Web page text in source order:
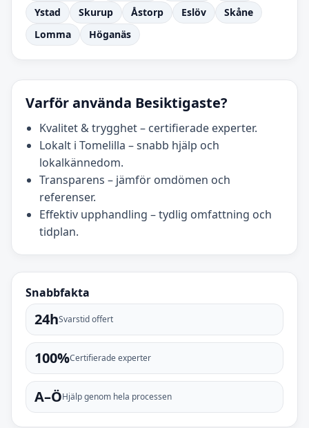
Ystad
Skurup Åstorp Eslöv
Skåne
Lomma
Höganäs
Varför använda Besiktigaste?
Kvalitet & trygghet – certifierade experter.
Lokalt i Tomelilla – snabb hjälp och
lokalkännedom.
Transparens – jämför omdömen och
referenser.
Effektiv upphandling – tydlig omfattning och
tidplan.
Snabbfakta
24hSvarstid offert
100%Certifierade experter
A–ÖHjälp genom hela processen